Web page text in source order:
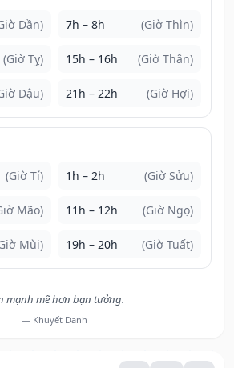
Dần) 7h – 8h (Giờ Thìn)
(Giờ Tỵ) 15h – 16h (Giờ Thân)
Dậu) 21h – 22h (Giờ Hợi)
(Giờ Tí) 1h – 2h (Giờ Sửu)
Mão) 11h – 12h (Giờ Ngọ)
Mùi) 19h – 20h (Giờ Tuất)
mạnh mẽ hơn bạn tưởng.
— Khuyết Danh